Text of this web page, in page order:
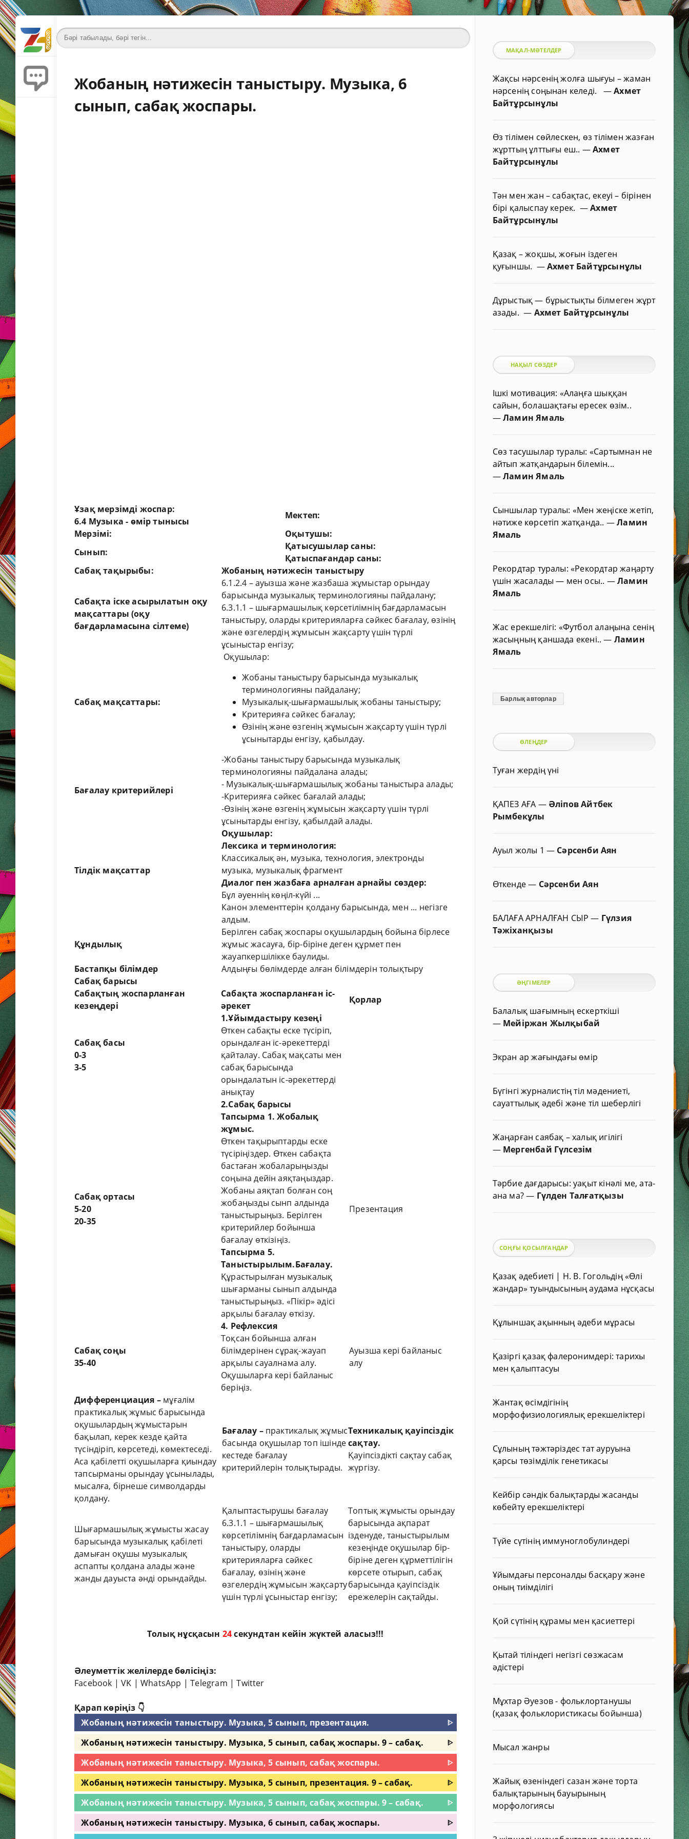
Жобаның нәтижесін таныстыру. Музыка, 6
сынып, сабақ жоспары.
Ұзақ мерзімді жоспар:
6.4 Музыка - өмір тынысы
Мектеп:
Мерзімі: Оқытушы:
Сынып:
Қатысушылар саны:
Қатыспағандар саны:
Сабақ тақырыбы:
Жобаның нәтижесін таныстыру
Сабақта іске асырылатын оқу
мақсаттары (оқу
бағдарламасына сілтеме)
6.1.2.4 – ауызша және жазбаша жұмыстар орындау
барысында музыкалық терминологияны пайдалану;
6.3.1.1 – шығармашылық көрсетілімнің бағдарламасын
таныстыру, оларды критерияларға сәйкес бағалау, өзінің
және өзгелердің жұмысын жақсарту үшін түрлі
ұсыныстар енгізу;
Сабақ мақсаттары:
Оқушылар:
Жобаны таныстыру барысында музыкалық
терминологияны пайдалану;
Музыкалық-шығармашылық жобаны таныстыру;
Критерияға сәйкес бағалау;
Өзінің және өзгенің жұмысын жақсарту үшін түрлі
ұсынытарды енгізу, қабылдау.
Бағалау критерийлері
-Жобаны таныстыру барысында музыкалық
терминологияны пайдалана алады;
- Музыкалық-шығармашылық жобаны таныстыра алады;
-Критерияға сәйкес бағалай алады;
-Өзінің және өзгенің жұмысын жақсарту үшін түрлі
ұсынытарды енгізу, қабылдай алады.
Тілдік мақсаттар
Оқушылар:
Лексика и терминология:
Классикалық ән, музыка, технология, электронды
музыка, музыкалық фрагмент
Диалог пен жазбаға арналған арнайы сөздер:
Бұл әуеннің көңіл-күйі ...
Канон элементтерін қолдану барысында, мен ... негізге
алдым.
Құндылық
Берілген сабақ жоспары оқушылардың бойына бірлесе
жұмыс жасауға, бір-біріне деген құрмет пен
жауапкершілікке баулиды.
Бастапқы білімдер
Алдыңғы бөлімдерде алған білімдерін толықтыру
Сабақ барысы
Сабақтың жоспарланған
кезеңдері
Сабақта жоспарланған іс-
әрекет
Қорлар
Сабақ басы
0-3
3-5
1.Ұйымдастыру кезеңі
Өткен сабақты еске түсіріп,
орындалған іс-әрекеттерді
қайталау. Сабақ мақсаты мен
сабақ барысында
орындалатын іс-әрекеттерді
анықтау
Сабақ ортасы
5-20
20-35
2.Сабақ барысы
Тапсырма 1.Жобалық
жұмыс.
Өткен тақырыптарды еске
түсіріңіздер. Өткен сабақта
бастаған жобаларыңызды
соңына дейін аяқтаңыздар.
Жобаны аяқтап болған соң
жобаңызды сынп алдында
таныстырыңыз. Берілген
критерийлер бойынша
бағалау өткізіңіз.
Тапсырма 5.
Таныстырылым.Бағалау.
Құрастырылған музыкалық
шығарманы сынып алдында
таныстырыңыз. «Пікір» әдісі
арқылы бағалау өткізу.
Презентация
Сабақ соңы
35-40
4. Рефлексия
Тоқсан бойынша алған
білімдерінен сұрақ-жауап
арқылы сауалнама алу.
Оқушыларға кері байланыс
беріңіз.
Ауызша кері байланыс
алу
Дифференциация – мұғалім
практикалық жұмыс барысында
оқушылардың жұмыстарын
бақылап, керек кезде қайта
түсіндіріп, көрсетеді, көмектеседі.
Аса қабілетті оқушыларға қиындау
тапсырманы орындау ұсынылады,
мысалға, бірнеше символдарды
қолдану.
Бағалау – практикалық жұмыс
басында оқушылар топ ішінде
кестеде бағалау
критерийлерін толықтырады.
Техникалық қауіпсіздік
сақтау.
Қауіпсіздікті сақтау сабақ
жүргізу.
Шығармашылық жұмысты жасау
барысында музыкалық қабілеті
дамыған оқушы музыкалық
аспапты қолдана алады және
жанды дауыста әнді орындайды.
Қалыптастырушы бағалау
6.3.1.1 – шығармашылық
көрсетілімнің бағдарламасын
таныстыру, оларды
критерияларға сәйкес
бағалау, өзінің және
өзгелердің жұмысын жақсарту
үшін түрлі ұсыныстар енгізу;
Топтық жұмысты орындау
барысында ақпарат
ізденуде, таныстырылым
кезеңінде оқушылар бір-
біріне деген құрметтілігін
көрсете отырып, сабақ
барысында қауіпсіздік
ережелерін сақтайды.
Толық нұсқасын 23секундтан кейін жүктей аласыз!!!
Әлеуметтік желілерде бөлісіңіз:
Facebook |VK |WhatsApp |Telegram |Twitter
Қарап көріңіз 👇
Жобаның нәтижесін таныстыру. Музыка, 5 сынып, презентация.
ᐈ
Жобаның нәтижесін таныстыру. Музыка, 5 сынып, сабақ жоспары. 9 – сабақ.
ᐈ
Жобаның нәтижесін таныстыру. Музыка, 5 сынып, сабақ жоспары.
ᐈ
Жобаның нәтижесін таныстыру. Музыка, 5 сынып, презентация. 9 – сабақ.
ᐈ
Жобаның нәтижесін таныстыру. Музыка, 5 сынып, сабақ жоспары. 9 – сабақ.
ᐈ
Жобаның нәтижесін таныстыру. Музыка, 6 сынып, сабақ жоспары.
ᐈ
МАҚАЛ-МӘТЕЛДЕР
Жақсы нәрсенің жолға шығуы – жаман
нәрсенің соңынан келеді. —Ахмет
Байтұрсынұлы
Өз тілімен сөйлескен, өз тілімен жазған
жұрттың ұлттығы еш.. —Ахмет
Байтұрсынұлы
Тән мен жан – сабақтас, екеуі – бірінен
бірі қалыспау керек. —Ахмет
Байтұрсынұлы
Қазақ – жоқшы, жоғын іздеген
қуғыншы. —Ахмет Байтұрсынұлы
Дұрыстық — бұрыстықты білмеген жұрт
азады.— Ахмет Байтұрсынұлы
НАҚЫЛ СӨЗДЕР
Ішкі мотивация: «Алаңға шыққан
сайын, болашақтағы ересек өзім..
—Ламин Ямаль
Сөз тасушылар туралы: «Сартымнан не
айтып жатқандарын білемін...
—Ламин Ямаль
Сыншылар туралы: «Мен жеңіске жетіп,
нәтиже көрсетіп жатқанда.. —Ламин
Ямаль
Рекордтар туралы: «Рекордтар жаңарту
үшін жасалады — мен осы.. —Ламин
Ямаль
Жас ерекшелігі: «Футбол алаңына сенің
жасыңның қаншада екені..— Ламин
Ямаль
Барлық авторлар
ӨЛЕҢДЕР
Туған жердің үні
ҚАПЕЗ АҒА — Әліпов Айтбек
Рымбекұлы
Ауыл жолы 1 — Сәрсенби Аян
Өткенде— Сәрсенби Аян
БАЛАҒА АРНАЛҒАН СЫР— Гүлзия
Тәжіханқызы
ӘҢГІМЕЛЕР
Балалық шағымның ескерткіші
— Мейіржан Жылқыбай
Экран ар жағындағы өмір
Бүгінгі журналистің тіл мәдениеті,
сауаттылық әдебі және тіл шеберлігі
Жаңарған саябақ – халық игілігі
— Мергенбай Гүлсезім
Тәрбие дағдарысы: уақыт кінәлі ме, ата-
ана ма?— Гүлден Талғатқызы
СОҢҒЫ ҚОСЫЛҒАНДАР
Қазақ әдебиеті | Н. В. Гогольдің «Өлі
жандар» туындысының аудама нұсқасы
Құлыншақ ақынның әдеби мұрасы
Қазіргі қазақ фалеронимдері: тарихы
мен қалыптасуы
Жантақ өсімдігінің
морфофизиологиялық ерекшеліктері
Сұлының тәжтәріздес тат ауруына
қарсы төзімділік генетикасы
Кейбір сәндік балықтарды жасанды
көбейту ерекшеліктері
Түйе сүтінің иммуноглобулиндері
Ұйымдағы персоналды басқару және
оның тиімділігі
Қой сүтінің құрамы мен қасиеттері
Қытай тіліндегі негізгі сөзжасам
әдістері
Мұхтар Әуезов - фольклортанушы
(қазақ фольклористикасы бойынша)
Мысал жанры
Жайық өзеніндегі сазан және торта
балықтарының бауырының
морфологиясы